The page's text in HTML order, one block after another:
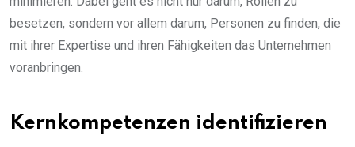
besetzen, sondern vor allem darum, Personen zu finden, die
mit ihrer Expertise und ihren Fähigkeiten das Unternehmen
voranbringen.
Kernkompetenzen identifizieren